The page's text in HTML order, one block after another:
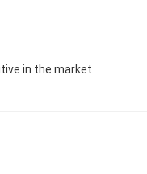
in the market.